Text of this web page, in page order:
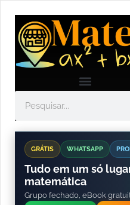
GRÁTIS WHATSAPP
Tudo em um só
matemática
Grupo fechado, eBook